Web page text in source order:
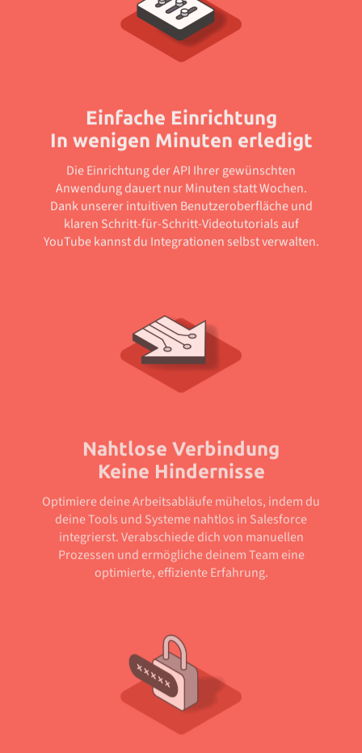
Einfache Einrichtung
In wenigen Minuten erledigt
Die Einrichtung der API Ihrer gewünschten
Anwendung dauert nur Minuten statt Wochen.
Dank unserer intuitiven Benutzeroberfläche und
klaren Schritt-für-Schritt-Videotutorials auf
YouTube kannst du Integrationen selbst verwalten.
Nahtlose Verbindung
Keine Hindernisse
Optimiere deine Arbeitsabläufe mühelos, indem du
deine Tools und Systeme nahtlos in Salesforce
integrierst. Verabschiede dich von manuellen
Prozessen und ermögliche deinem Team eine
optimierte, effiziente Erfahrung.